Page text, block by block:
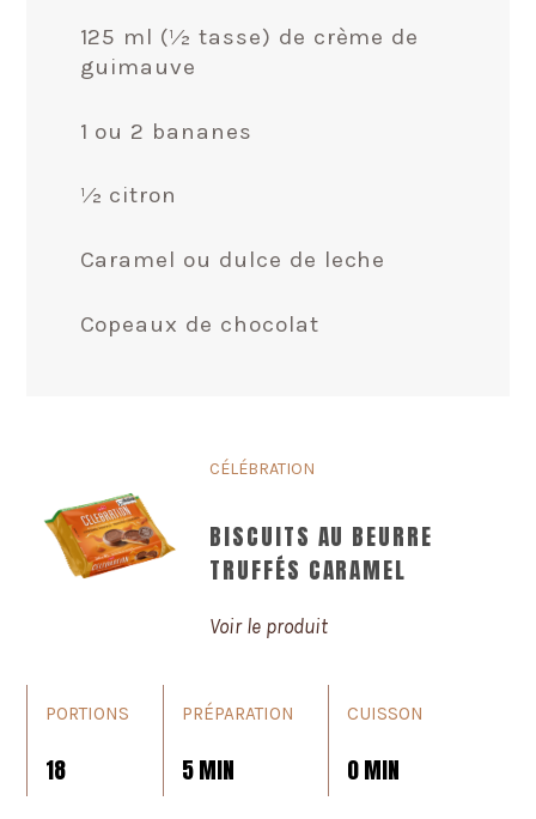
125 ml (½ tasse) de crème de
guimauve
1 ou 2 bananes
½ citron
Caramel ou dulce de leche
Copeaux de chocolat
CÉLÉBRATION
BISCUITS AU BEURRE
TRUFFÉS CARAMEL
Voir le produit
PORTIONS
18
PRÉPARATION
5 MIN
CUISSON
0 MIN